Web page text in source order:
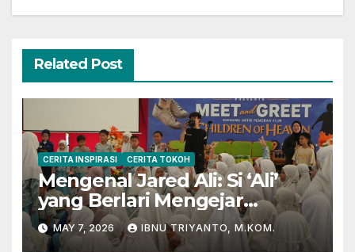
Related Post
CERITA INSPIRASI CERITA TOKOH
Mengenal Jared Ali: Si ‘Ali’
yang Berlari Mengejar
Prestasi di Dunia Film dan
Akademik
MAY 7, 2026 IBNU TRIYANTO, M.KOM.